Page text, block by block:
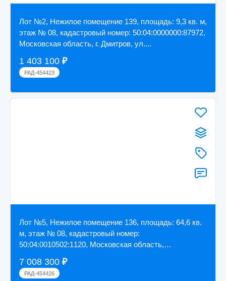
Лот №2, Нежилое помещение 139, площадь: 9,3 кв. м,
этаж № 08, кадастровый номер: 50:04:0000000:87972,
Московская область, г. Дмитров, ул....
1 403 100 ₽
РАД-454423
Лот №5, Нежилое помещение 136, площадь: 64,6 кв.
м, этаж № 08, кадастровый номер:
50:04:0010502:1120, Московская область,
7 008 300 ₽
РАД-454426